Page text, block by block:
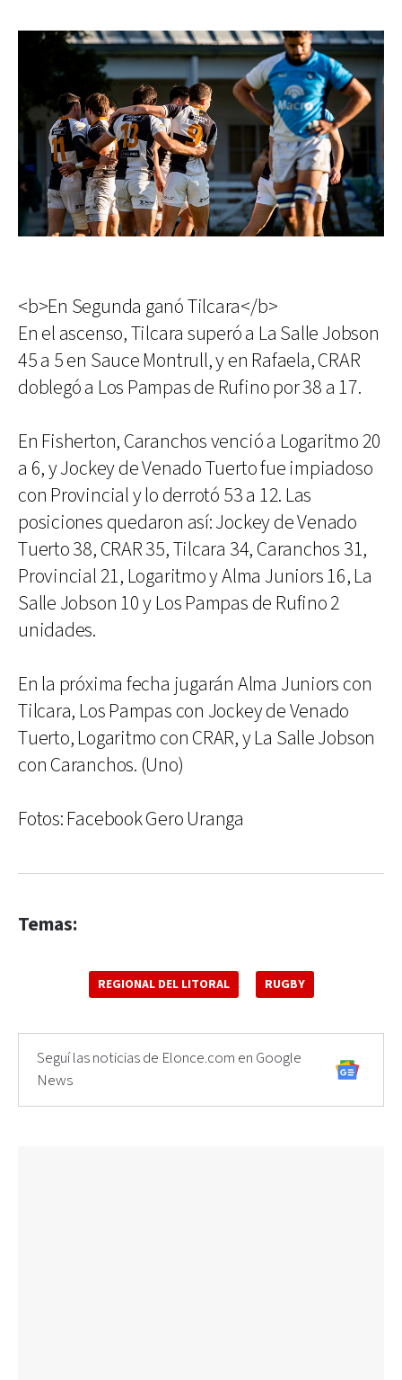
<b>En Segunda ganó Tilcara</b>
En el ascenso, Tilcara superó a La Salle Jobson
45 a 5 en Sauce Montrull, y en Rafaela, CRAR
doblegó a Los Pampas de Rufino por 38 a 17.
En Fisherton, Caranchos venció a Logaritmo 20
a 6, y Jockey de Venado Tuerto fue impiadoso
con Provincial y lo derrotó 53 a 12. Las
posiciones quedaron así: Jockey de Venado
Tuerto 38, CRAR 35, Tilcara 34, Caranchos 31,
Provincial 21, Logaritmo y Alma Juniors 16, La
Salle Jobson 10 y Los Pampas de Rufino 2
unidades.
En la próxima fecha jugarán Alma Juniors con
Tilcara, Los Pampas con Jockey de Venado
Tuerto, Logaritmo con CRAR, y La Salle Jobson
con Caranchos. (Uno)
Fotos: Facebook Gero Uranga
Temas:
REGIONAL DEL LITORAL RUGBY
Seguí las noticias de Elonce.com en Google
News